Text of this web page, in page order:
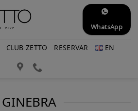
WhatsApp
CLUB ZETTO RESERVAR EN
GINEBRA